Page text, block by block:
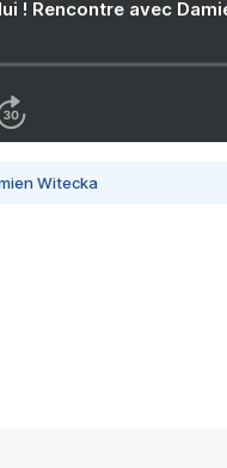
! Rencontre avec
Witecka